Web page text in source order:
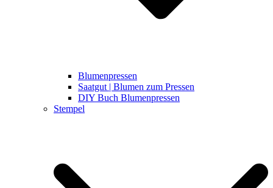
Blumenpressen
Saatgut | Blumen zum Pressen
DIY Buch Blumenpressen
Stempel